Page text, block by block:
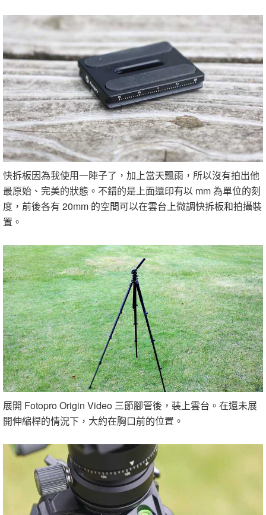
快拆板因為我使用一陣子了，加上當天飄雨，所以沒有拍出他
最原始、完美的狀態。不錯的是上面還印有以 mm 為單位的刻
度，前後各有 20mm 的空間可以在雲台上微調快拆板和拍攝裝
置。
展開 Fotopro Origin Video 三節腳管後，裝上雲台。在還未展
開伸縮桿的情況下，大約在胸口前的位置。